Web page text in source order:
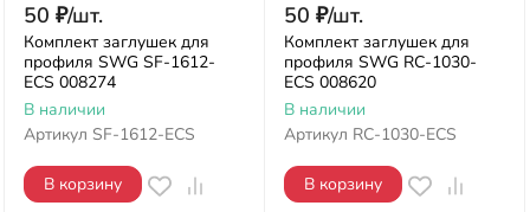
50 ₽/шт.
Комплект заглушек для
профиля SWG SF-1612-
ECS 008274
В наличии
Артикул SF-1612-ECS
В корзину
50 ₽/шт.
Комплект заглушек для
профиля SWG RC-1030-
ECS 008620
В наличии
Артикул RC-1030-ECS
В корзину